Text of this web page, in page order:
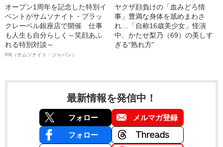
オープン1周年を記念した特別イ
ベントがサムソナイト・ブラッ
クレーベル銀座店で開催 仕事
も人生も自分らしく～笑顔あふ
れる特別対談～
PR（サムソナイト・ジャパン）
ヤクザ顔負けの「血みどろ情
事」豊満な身体を舐めまわさ
れ…「自称16歳美少女」怪演
中、かたせ梨乃（69）の美しす
ぎる“熟れ方”
最新情報を発信中！
フォロー メルマガ登録
フォロー